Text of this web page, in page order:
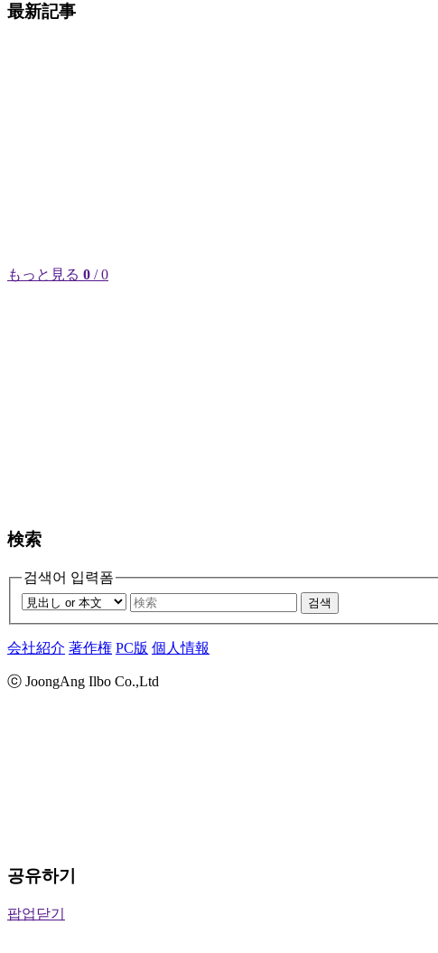
最新記事
もっと見る 0 / 0
検索
검색어 입력폼
검색
会社紹介 著作権 PC版 個人情報
ⓒ JoongAng Ilbo Co.,Ltd
공유하기
팝업닫기